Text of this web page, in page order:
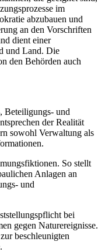
im
abzubauen und
an den Vorschriften
dient einer
und Land. Die
den Behörden auch
Beteiligungs- und
der Realität
sowohl Verwaltung als
So stellt
Anlagen an
und
bei
gegen Naturereignisse.
beschleunigten